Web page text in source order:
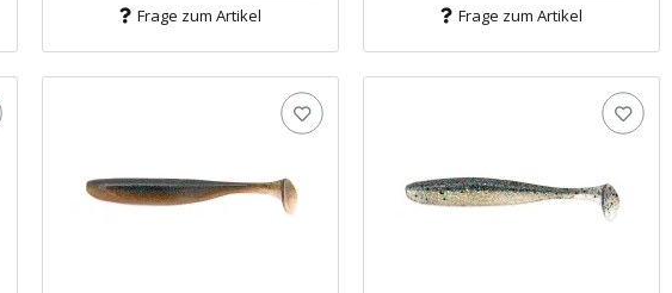
Frage zum Artikel Frage zum Artikel